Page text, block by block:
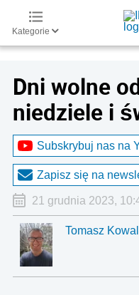
Kategorie
Dni wolne
niedziele i
Subskrybuj nas na
Zapisz się na
21 grudnia 2023,
Tomasz